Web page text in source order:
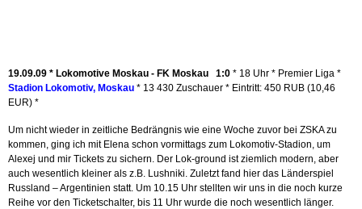
19.09.09 * Lokomotive Moskau - FK Moskau 1:0 * 18 Uhr * Premier Liga *
Stadion Lokomotiv, Moskau * 13 430 Zuschauer * Eintritt: 450 RUB (10,46
EUR) *
Um nicht wieder in zeitliche Bedrängnis wie eine Woche zuvor bei ZSKA zu
kommen, ging ich mit Elena schon vormittags zum Lokomotiv-Stadion, um
Alexej und mir Tickets zu sichern. Der Lok-ground ist ziemlich modern, aber
auch wesentlich kleiner als z.B. Lushniki. Zuletzt fand hier das Länderspiel
Russland – Argentinien statt. Um 10.15 Uhr stellten wir uns in die noch kurze
Reihe vor den Ticketschalter, bis 11 Uhr wurde die noch wesentlich länger.